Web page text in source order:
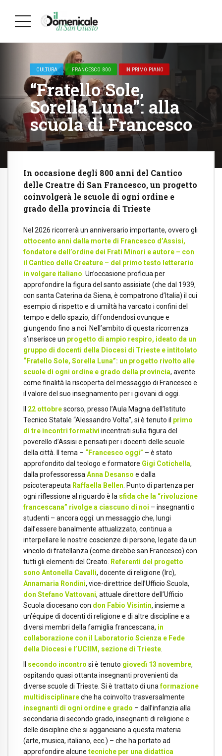
CULTURA FRANCESCO 800 IN PRIMO PIANO
“Fratello Sole,
Sorella Luna”: alla
scuola di Francesco
In occasione degli 800 anni del Cantico
delle Creatre di San Francesco, un progetto
coinvolgerà le scuole di ogni ordine e
grado della provincia di Trieste
Nel 2026 ricorrerà un anniversario importante, ovvero gli
ottocento anni dalla morte di Francesco d’Assisi,
fondatore dell’ordine dei Frati Minori e autore – con
il Cantico delle Creature – del primo testo letterario
in volgare italiano . Un’occasione proficua per
approfondire la figura del santo assisiate (che dal 1939,
con santa Caterina da Siena, è compatrono d’Italia) il cui
esempio di rispetto e di umiltà ha varcato i confini del
tempo e dello spazio, diffondendosi ovunque e
giungendo fino a noi. Nell’ambito di questa ricorrenza
s’inserisce un progetto di ampio respiro, ideato da un
gruppo di docenti della Diocesi di Trieste e intitolato
“Fratello Sole, Sorella Luna”: un progetto rivolto alle
scuole di ogni ordine e grado della provincia, avente
come finalità la riscoperta del messaggio di Francesco e
il valore del suo insegnamento per i giovani di oggi.
22 ottobrescorso, presso l’Aula Magna dell’Istituto
Tecnico Statale “Alessandro Volta”, si è tenuto il primo
di tre incontri formativi incentrati sulla figura del
poverello d’Assisi e pensati per i docenti delle scuole
della città. Il tema – “Francesco oggi” – è stato
approfondito dal teologo e formatore Gigi Cotichella,
dalla professoressa Anna Desanso e dalla
psicoterapeuta Raffaella Bellen . Punto di partenza per
ogni riflessione al riguardo è la sfida che la “rivoluzione
francescana” rivolge a ciascuno di noi – insegnanti o
studenti – ancora oggi: un messaggio che, lungi
dall’essere banalmente attualizzato, continua a
interpellare le nostre coscienze di persone, legate da un
vincolo di fratellanza (come direbbe san Francesco) con
tutti gli elementi del Creato.
Referenti del progetto
sono Antonella Cavalli, docente di religione (Irc),
Annamaria Rondini, vice-direttrice dell’Ufficio Scuola,
don Stefano Vattovani, attuale direttore dell’Ufficio
Scuola diocesano con don Fabio Visintin, insieme a
un’équipe di docenti di religione e di altre discipline e a
diversi membri della famiglia francescana, in
collaborazione con il Laboratorio Scienza e Fede
della Diocesi e l’UCIIM, sezione di Trieste
secondo incontro si è tenuto giovedì 13 novembre,
ospitando quasi ottanta insegnanti provenienti da
diverse scuole di Trieste. Si è trattato di unaformazione
multidisciplinareche ha coinvolto trasversalmente
insegnanti di ogni ordine e grado – dall’infanzia alla
secondaria di secondo grado, insegnanti di religione e
delle discipline che si agganciano a questa materia
(arte, musica, italiano, ecc.) – che ha portato ad
approfondire alcune tecniche per una didattica